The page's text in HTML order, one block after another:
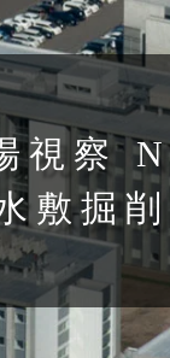
視察
敷掘